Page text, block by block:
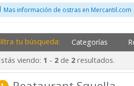
Mas información de ostras en Mercantil.com
tu búsqueda: Categorías
viendo: 1 - 2de 2resultados.